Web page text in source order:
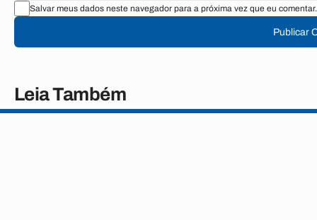
Salvar meus dados neste navegador para a próxima vez que eu comentar.
Publicar
Leia Também